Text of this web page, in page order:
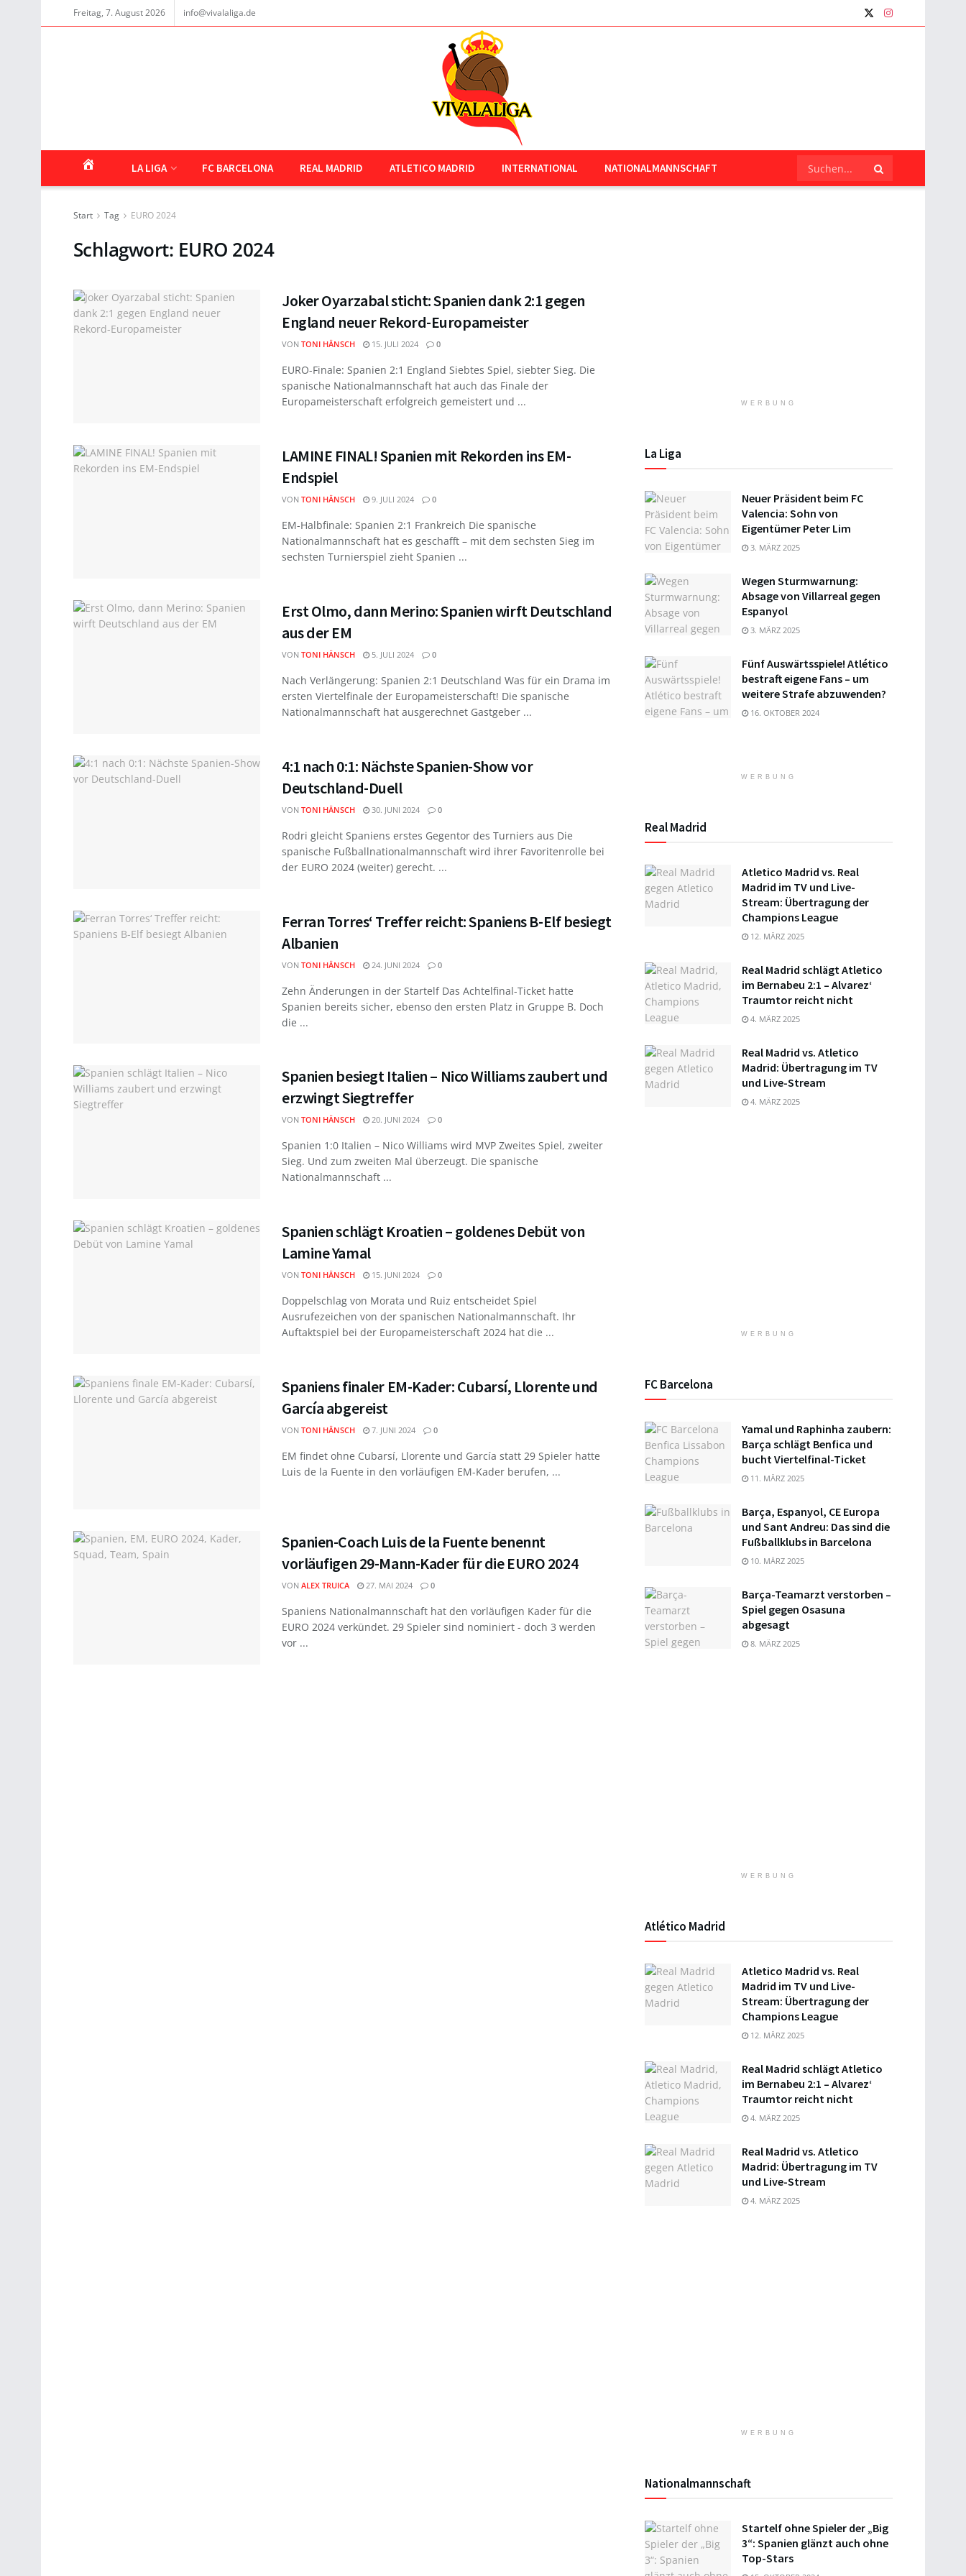
Freitag, 7. August 2026 info@vivalaliga.de
LA LIGA FC BARCELONA REAL MADRID ATLETICO MADRID INTERNATIONAL NATIONALMANNSCHAFT
Start Tag EURO 2024
Schlagwort: EURO 2024
Joker Oyarzabal sticht: Spanien dank 2:1 gegen
England neuer Rekord-Europameister
VON TONI HÄNSCH 15. JULI 2024 0
EURO-Finale: Spanien 2:1 England Siebtes Spiel, siebter Sieg. Die
spanische Nationalmannschaft hat auch das Finale der
Europameisterschaft erfolgreich gemeistert und ...
LAMINE FINAL! Spanien mit Rekorden ins EM-
Endspiel
VON TONI HÄNSCH 9. JULI 2024 0
EM-Halbfinale: Spanien 2:1 Frankreich Die spanische
Nationalmannschaft hat es geschafft – mit dem sechsten Sieg im
sechsten Turnierspiel zieht Spanien ...
Erst Olmo, dann Merino: Spanien wirft Deutschland
aus der EM
VON TONI HÄNSCH 5. JULI 2024 0
Nach Verlängerung: Spanien 2:1 Deutschland Was für ein Drama im
ersten Viertelfinale der Europameisterschaft! Die spanische
Nationalmannschaft hat ausgerechnet Gastgeber ...
4:1 nach 0:1: Nächste Spanien-Show vor
Deutschland-Duell
VON TONI HÄNSCH 30. JUNI 2024 0
Rodri gleicht Spaniens erstes Gegentor des Turniers aus Die
spanische Fußballnationalmannschaft wird ihrer Favoritenrolle bei
der EURO 2024 (weiter) gerecht. ...
Ferran Torres‘ Treffer reicht: Spaniens B-Elf besiegt
Albanien
VON TONI HÄNSCH 24. JUNI 2024 0
Zehn Änderungen in der Startelf Das Achtelfinal-Ticket hatte
Spanien bereits sicher, ebenso den ersten Platz in Gruppe B. Doch
die ...
Spanien besiegt Italien – Nico Williams zaubert und
erzwingt Siegtreffer
VON TONI HÄNSCH 20. JUNI 2024 0
Spanien 1:0 Italien – Nico Williams wird MVP Zweites Spiel, zweiter
Sieg. Und zum zweiten Mal überzeugt. Die spanische
Nationalmannschaft ...
Spanien schlägt Kroatien – goldenes Debüt von
Lamine Yamal
VON TONI HÄNSCH 15. JUNI 2024 0
Doppelschlag von Morata und Ruiz entscheidet Spiel
Ausrufezeichen von der spanischen Nationalmannschaft. Ihr
Auftaktspiel bei der Europameisterschaft 2024 hat die ...
Spaniens finaler EM-Kader: Cubarsí, Llorente und
García abgereist
VON TONI HÄNSCH 7. JUNI 2024 0
EM findet ohne Cubarsí, Llorente und García statt 29 Spieler hatte
Luis de la Fuente in den vorläufigen EM-Kader berufen, ...
Spanien-Coach Luis de la Fuente benennt
vorläufigen 29-Mann-Kader für die EURO 2024
VON ALEX TRUICA 27. MAI 2024 0
Spaniens Nationalmannschaft hat den vorläufigen Kader für die
EURO 2024 verkündet. 29 Spieler sind nominiert - doch 3 werden
vor ...
WERBUNG
La Liga
Neuer Präsident beim FC
Valencia: Sohn von
Eigentümer Peter Lim
3. MÄRZ 2025
Wegen Sturmwarnung:
Absage von Villarreal gegen
Espanyol
3. MÄRZ 2025
Fünf Auswärtsspiele! Atlético
bestraft eigene Fans – um
weitere Strafe abzuwenden?
16. OKTOBER 2024
WERBUNG
Real Madrid
Atletico Madrid vs. Real
Madrid im TV und Live-
Stream: Übertragung der
Champions League
12. MÄRZ 2025
Real Madrid schlägt Atletico
im Bernabeu 2:1 – Alvarez‘
Traumtor reicht nicht
4. MÄRZ 2025
Real Madrid vs. Atletico
Madrid: Übertragung im TV
und Live-Stream
4. MÄRZ 2025
WERBUNG
FC Barcelona
Yamal und Raphinha zaubern:
Barça schlägt Benfica und
bucht Viertelfinal-Ticket
11. MÄRZ 2025
Barça, Espanyol, CE Europa
und Sant Andreu: Das sind die
Fußballklubs in Barcelona
10. MÄRZ 2025
Barça-Teamarzt verstorben –
Spiel gegen Osasuna
abgesagt
8. MÄRZ 2025
WERBUNG
Atlético Madrid
Atletico Madrid vs. Real
Madrid im TV und Live-
Stream: Übertragung der
Champions League
12. MÄRZ 2025
Real Madrid schlägt Atletico
im Bernabeu 2:1 – Alvarez‘
Traumtor reicht nicht
4. MÄRZ 2025
Real Madrid vs. Atletico
Madrid: Übertragung im TV
und Live-Stream
4. MÄRZ 2025
WERBUNG
Nationalmannschaft
Startelf ohne Spieler der „Big
3“: Spanien glänzt auch ohne
Top-Stars